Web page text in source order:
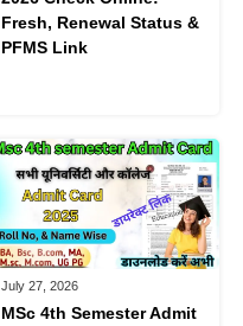
Fresh, Renewal Status &
PFMS Link
July 27, 2026
MSc 4th Semester Admit